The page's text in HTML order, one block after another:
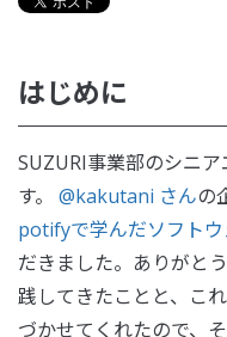
はじめに
SUZURI事業部のシニ
す。 @kakutani さんの
potifyで学んだソフト
だきました。ありがと
践してきたことと、こ
づかせてくれたので、